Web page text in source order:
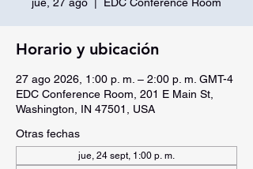
jue, 27 ago EDC Conference Room
Horario y ubicación
27 ago 2026, 1:00 p. m. – 2:00 p. m. GMT-4
EDC Conference Room, 201 E Main St,
Washington, IN 47501, USA
Otras fechas
jue, 24 sept, 1:00 p. m.